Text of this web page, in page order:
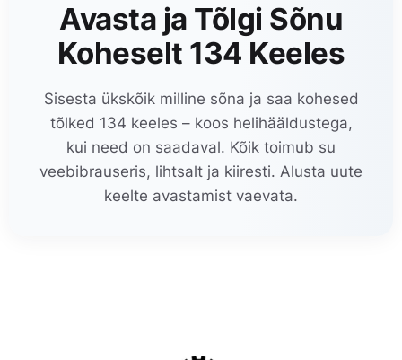
Avasta ja Tõlgi Sõnu
Koheselt 134 Keeles
Sisesta ükskõik milline sõna ja saa kohesed
tõlked 134 keeles – koos helihääldustega,
kui need on saadaval. Kõik toimub su
veebibrauseris, lihtsalt ja kiiresti. Alusta uute
keelte avastamist vaevata.